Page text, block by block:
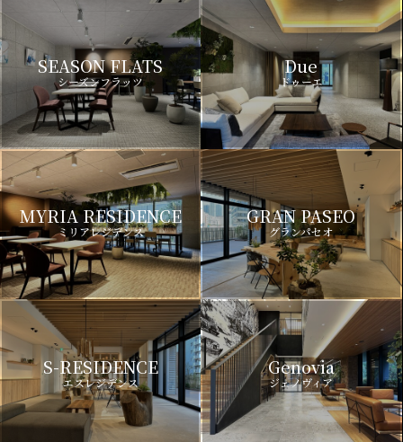
SEASON FLATS
シーズンフラッツ
Due
ドゥーエ
MYRIA RESIDENCE
ミリアレジデンス
GRAN PASEO
グランパセオ
S-RESIDENCE
エスレジデンス
Genovia
ジェノヴィア